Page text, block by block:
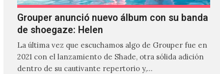
Grouper anunció nuevo álbum con su banda
de shoegaze: Helen
La última vez que escuchamos algo de Grouper fue en
2021 con el lanzamiento de Shade, otra sólida adición
dentro de su cautivante repertorio y,…